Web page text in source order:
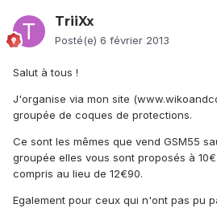
TriiXx
Posté(e) 6 février 2013
Salut à tous !
J'organise via mon site
groupée de coques de protections.
Ce sont les mêmes que vend GSM55
groupée elles vous sont proposés à
compris au lieu de 12€90.
Egalement pour ceux qui n'ont pas pu